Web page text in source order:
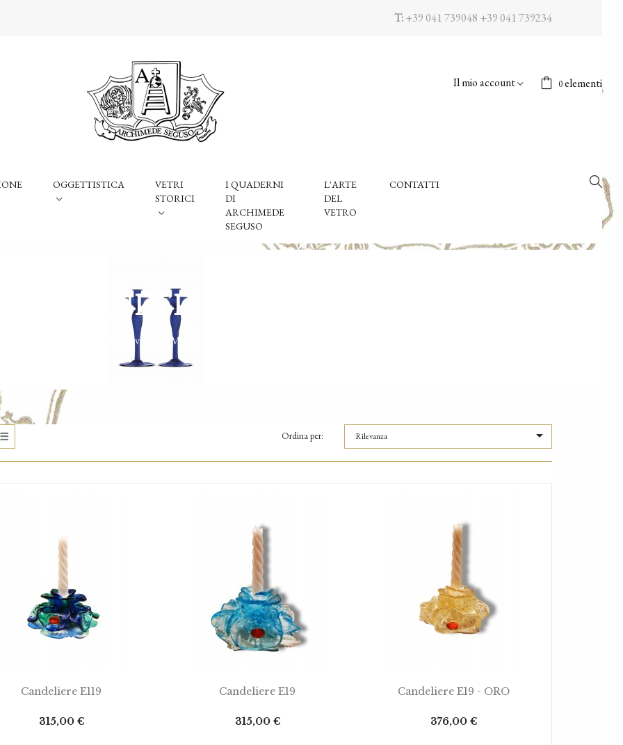
T:+39 041 739048 +39 041 739234
0elementi
Il mio account
OGGETTISTICA
VETRI
STORICI
I QUADERNI
DI
ARCHIMEDE
SEGUSO
L'ARTE
DEL
VETRO
CONTATTI
CANDELIERI
Oggetti in vetro di Murano
Ordina per: Rilevanza 
AL CARRELLO
Candeliere E119
Prezzo
315,00 €
AGGIUNGI AL CARRELLO
Candeliere E19
Prezzo
315,00 €
AGGIUNGI AL CARRELLO
Candeliere E19 - ORO
Prezzo
376,00 €